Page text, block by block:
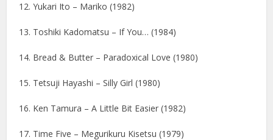
12. Yukari Ito – Mariko (1982)
13. Toshiki Kadomatsu – If You… (1984)
14. Bread & Butter – Paradoxical Love (1980)
15. Tetsuji Hayashi – Silly Girl (1980)
16. Ken Tamura – A Little Bit Easier (1982)
17. Time Five – Megurikuru Kisetsu (1979)